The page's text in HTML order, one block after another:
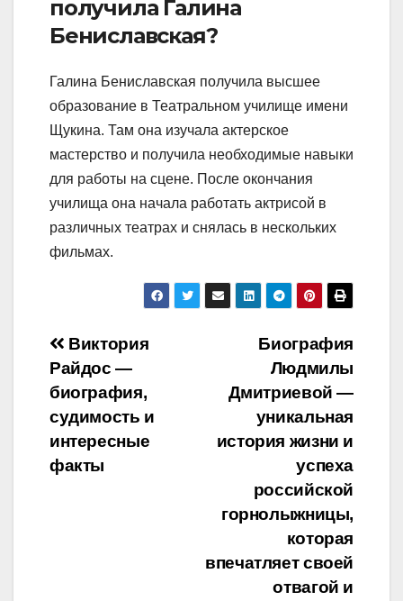
получила Галина
Бениславская?
Галина Бениславская получила высшее
образование в Театральном училище имени
Щукина. Там она изучала актерское
мастерство и получила необходимые навыки
для работы на сцене. После окончания
училища она начала работать актрисой в
различных театрах и снялась в нескольких
фильмах.
Навигация
по
записям
Биография
Людмилы
Дмитриевой —
уникальная
история жизни и
успеха
российской
горнолыжницы,
которая
впечатляет своей
отвагой и
Виктория
Райдос —
биография,
судимость и
интересные
факты